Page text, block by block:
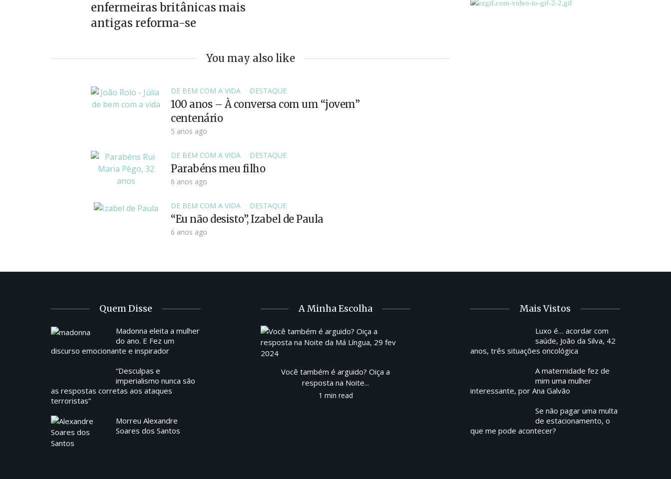
enfermeiras britânicas mais
antigas reforma-se
You may also like
DE BEM COM A VIDA DESTAQUE
100 anos – À conversa com um “jovem”
centenário
5 anos ago
DE BEM COM A VIDA DESTAQUE
Parabéns meu filho
6 anos ago
DE BEM COM A VIDA DESTAQUE
“Eu não desisto”, Izabel de Paula
6 anos ago
Quem Disse
Madonna eleita a mulher
do ano. E Fez um
discurso emocionante e inspirador
“Desculpas e
imperialismo nunca são
as respostas corretas aos ataques
terroristas”
Morreu Alexandre
Soares dos Santos
A Minha Escolha
Você também é arguido? Oiça a
resposta na Noite...
1 min read
Mais Vistos
Luxo é… acordar com
saúde, João da Silva, 42
anos, três situações oncológica
A maternidade fez de
mim uma mulher
interessante, por Ana Galvão
Se não pagar uma multa
de estacionamento, o
que me pode acontecer?